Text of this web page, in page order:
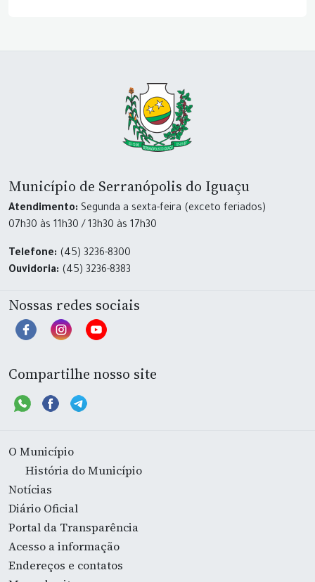
Município de Serranópolis do Iguaçu
Atendimento: Segunda a sexta-feira (exceto feriados)
07h30 às 11h30 / 13h30 às 17h30
Telefone: (45) 3236-8300
Ouvidoria: (45) 3236-8383
Nossas redes sociais
Compartilhe nosso site
O Município
História do Município
Notícias
Diário Oficial
Portal da Transparência
Acesso a informação
Endereços e contatos